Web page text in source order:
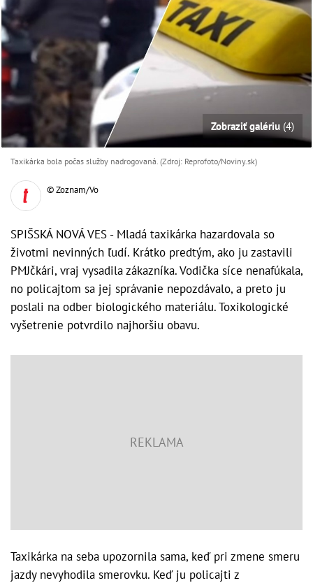
Zobraziť galériu (4)
Taxikárka bola počas služby nadrogovaná. (Zdroj: Reprofoto/Noviny.sk)
© Zoznam/Vo
SPIŠSKÁ NOVÁ VES - Mladá taxikárka hazardovala so
životmi nevinných ľudí. Krátko predtým, ako ju zastavili
PMJčkári, vraj vysadila zákazníka. Vodička síce nenafúkala,
no policajtom sa jej správanie nepozdávalo, a preto ju
poslali na odber biologického materiálu. Toxikologické
vyšetrenie potvrdilo najhoršiu obavu.
Taxikárka na seba upozornila sama, keď pri zmene smeru
jazdy nevyhodila smerovku. Keď ju policajti z